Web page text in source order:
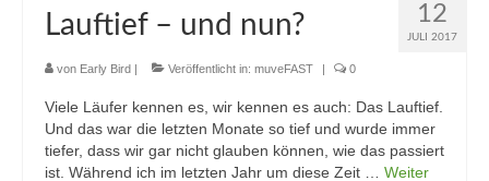
12
JULI 2017
Lauftief – und nun?
von Early Bird Veröffentlicht in: muveFAST 0
Viele Läufer kennen es, wir kennen es auch: Das Lauftief.
Und das war die letzten Monate so tief und wurde immer
tiefer, dass wir gar nicht glauben können, wie das passiert
ist. Während ich im letzten Jahr um diese Zeit … Weiter